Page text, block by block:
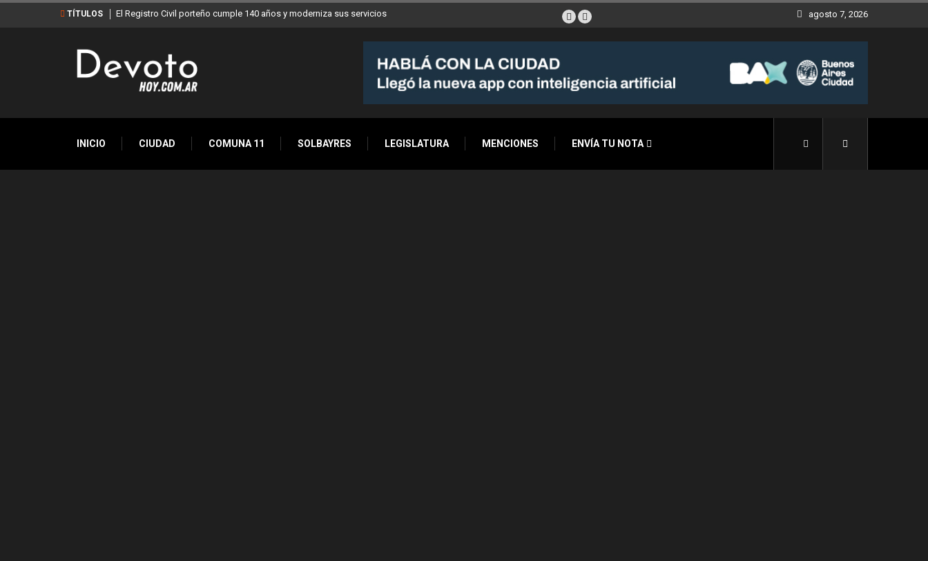
TÍTULOS El Registro Civil porteño cumple 140 años y moderniza sus servicios agosto 7, 2026
INICIO CIUDAD COMUNA 11 SOLBAYRES LEGISLATURA MENCIONES ENVÍA TU NOTA